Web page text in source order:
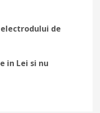
de
in Lei si nu